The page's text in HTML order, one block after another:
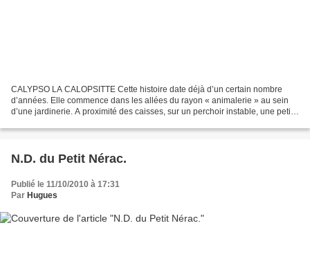
CALYPSO LA CALOPSITTE Cette histoire date déjà d’un certain nombre
d’années. Elle commence dans les allées du rayon « animalerie » au sein
d’une jardinerie. A proximité des caisses, sur un perchoir instable, une petite
N.D. du Petit Nérac.
Publié le 11/10/2010 à 17:31
Par Hugues